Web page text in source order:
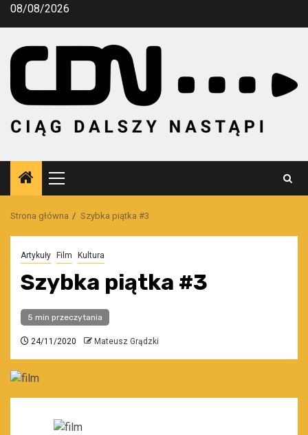
Przejdź
08/08/2026
Menu
główne
Strona główna Szybka piątka #3
Artykuły Film Kultura
Szybka piątka #3
5 min przeczytania
24/11/2020 Mateusz Grądzki